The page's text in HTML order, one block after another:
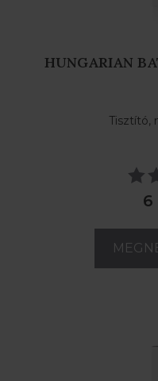
HUNGARIAN
Tisztító,
6